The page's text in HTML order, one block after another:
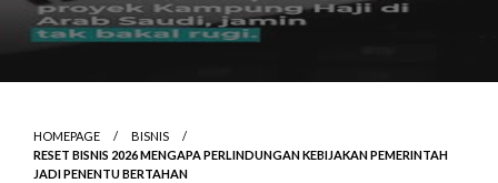
HOMEPAGE
BISNIS
RESET BISNIS 2026 MENGAPA PERLINDUNGAN KEBIJAKAN PEMERINTAH
JADI PENENTU BERTAHAN